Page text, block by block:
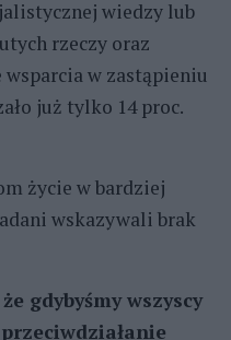
wiedzy lub
rzeczy oraz
wsparcia w zastąpieniu
już tylko 14 proc.
życie w bardziej
wskazywali brak
gdybyśmy wszyscy